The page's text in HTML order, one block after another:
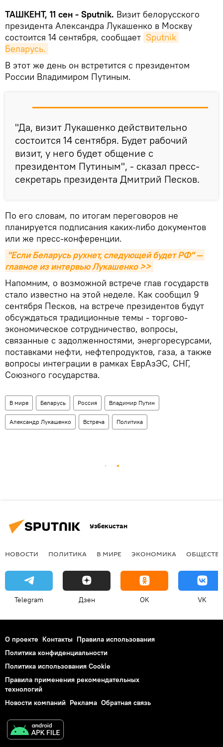
ТАШКЕНТ, 11 сен - Sputnik. Визит белорусского
президента Александра Лукашенко в Москву
состоится 14 сентября, сообщает Sputnik
Беларусь.
В этот же день он встретится с президентом
России Владимиром Путиным.
"Да, визит Лукашенко действительно
состоится 14 сентября. Будет рабочий
визит, у него будет общение с
президентом Путиным", - сказал пресс-
секретарь президента Дмитрий Песков.
По его словам, по итогам переговоров не
планируется подписания каких-либо документов
или же пресс-конференции.
"Если Беларусь рухнет, следующей будет РФ" —
главное из интервью Лукашенко >>
Напомним, о возможной встрече глав государств
стало известно на этой неделе. Как сообщил 9
сентября Песков, на встрече президентов будут
обсуждаться традиционные темы - торгово-
экономическое сотрудничество, вопросы,
связанные с задолженностями, энергоресурсами,
поставками нефти, нефтепродуктов, газа, а также
вопросы интеграции в рамках ЕврАзЭС, СНГ,
Союзного государства.
В мире Беларусь Россия Владимир Путин
Александр Лукашенко Встреча Политика
Узбекистан
НОВОСТИ ПОЛИТИКА В МИРЕ ЭКОНОМИКА
Telegram Дзен OK VK
О проекте Контакты Правила использования
Политика конфиденциальности
Политика использования Cookie
Правила применения рекомендательных
технологий
Новости компаний Реклама Обратная связь